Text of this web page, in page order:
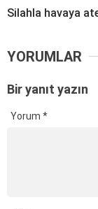
Silahla havaya
YORUMLAR
Bir yanıt yazın
Yorum *